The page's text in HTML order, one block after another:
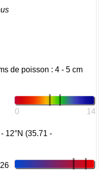
de poisson : 4 - 5 cm
0 14
12°N (35.71 -